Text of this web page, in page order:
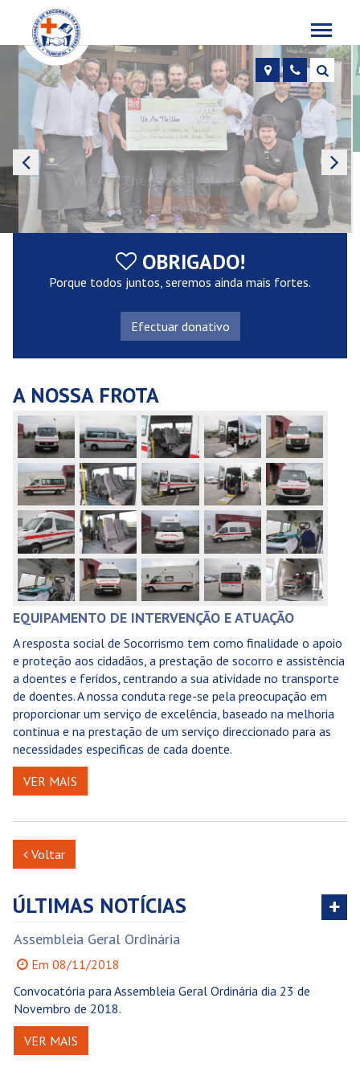
Localização
Contactos
Toggle
We Are The Wine - Vale da Capucha
SAIBA MAIS
OBRIGADO!
Porque todos juntos, seremos ainda mais fortes.
Efectuar donativo
A NOSSA FROTA
EQUIPAMENTO DE INTERVENÇÃO E ATUAÇÃO
A resposta social de Socorrismo tem como finalidade o apoio
e proteção aos cidadãos, a prestação de socorro e assistência
a doentes e feridos, centrando a sua atividade no transporte
de doentes. A nossa conduta rege-se pela preocupação em
proporcionar um serviço de excelência, baseado na melhoria
continua e na prestação de um serviço direccionado para as
necessidades especificas de cada doente.
VER MAIS
Voltar
ÚLTIMAS NOTÍCIAS
Ver
Assembleia Geral Ordinária
Em 08/11/2018
Convocatória para Assembleia Geral Ordinária dia 23 de
Novembro de 2018.
VER MAIS